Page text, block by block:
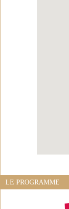
LE PROGRAMME